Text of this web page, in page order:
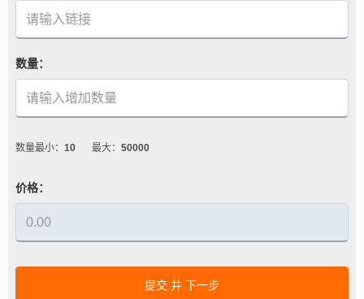
数量：
数量最小： 10 最大： 50000
价格：
提交 并 下一步